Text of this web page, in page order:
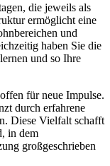
die jeweils als
ermöglicht eine
und
haben Sie die
und so Ihre
für neue Impulse.
durch erfahrene
Diese Vielfalt schafft
in dem
großgeschrieben